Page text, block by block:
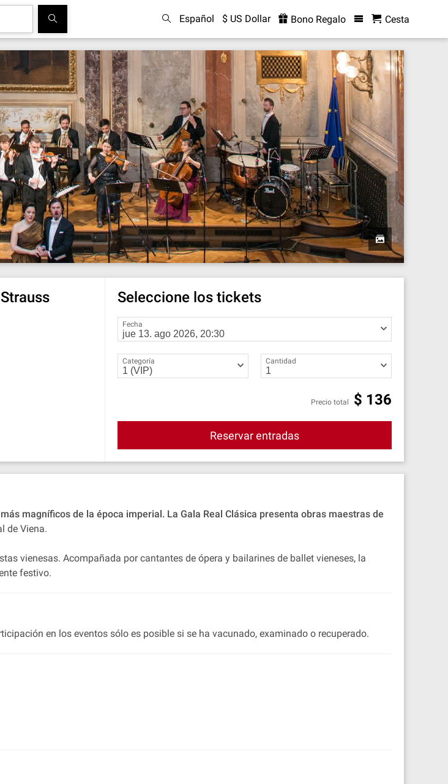
Español $ US Dollar Bono Regalo Cesta
Seleccione los tickets
Fecha
Categoría Cantidad
Precio total $ 136
Reservar entradas
magníficos de la época imperial. La Gala Real Clásica presenta obras maestras de
de Viena.
vienesas. Acompañada por cantantes de ópera y bailarines de ballet vieneses, la
festivo.
en los eventos sólo es posible si se ha vacunado, examinado o recuperado.